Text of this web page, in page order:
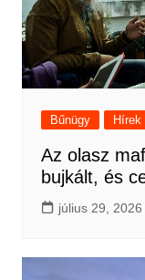
Bűnügy Hírek
Az olasz
bujkált, és
július 29, 2026